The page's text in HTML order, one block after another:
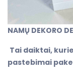
NAMŲ DEKORO
Tai daiktai,
pastebimai